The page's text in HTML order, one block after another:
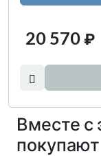
20 570 ₽
Вместе с
покупают